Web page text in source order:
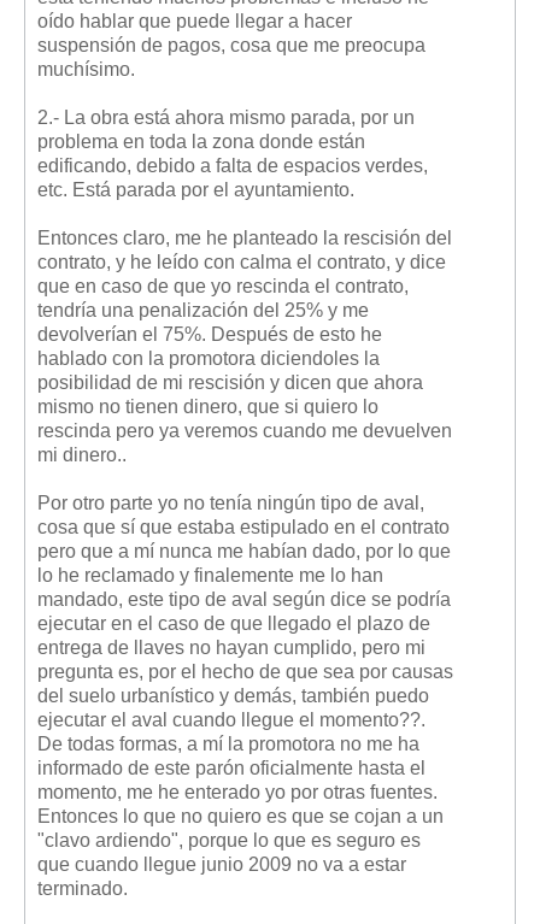
oído hablar que puede llegar a hacer
suspensión de pagos, cosa que me preocupa
muchísimo.
2.- La obra está ahora mismo parada, por un
problema en toda la zona donde están
edificando, debido a falta de espacios verdes,
etc. Está parada por el ayuntamiento.
Entonces claro, me he planteado la rescisión del
contrato, y he leído con calma el contrato, y dice
que en caso de que yo rescinda el contrato,
tendría una penalización del 25% y me
devolverían el 75%. Después de esto he
hablado con la promotora diciendoles la
posibilidad de mi rescisión y dicen que ahora
mismo no tienen dinero, que si quiero lo
rescinda pero ya veremos cuando me devuelven
mi dinero..
Por otro parte yo no tenía ningún tipo de aval,
cosa que sí que estaba estipulado en el contrato
pero que a mí nunca me habían dado, por lo que
lo he reclamado y finalemente me lo han
mandado, este tipo de aval según dice se podría
ejecutar en el caso de que llegado el plazo de
entrega de llaves no hayan cumplido, pero mi
pregunta es, por el hecho de que sea por causas
del suelo urbanístico y demás, también puedo
ejecutar el aval cuando llegue el momento??.
De todas formas, a mí la promotora no me ha
informado de este parón oficialmente hasta el
momento, me he enterado yo por otras fuentes.
Entonces lo que no quiero es que se cojan a un
"clavo ardiendo", porque lo que es seguro es
que cuando llegue junio 2009 no va a estar
terminado.